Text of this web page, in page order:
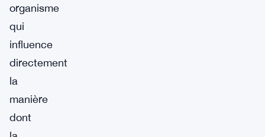
organisme
qui
influence
directement
la
manière
dont